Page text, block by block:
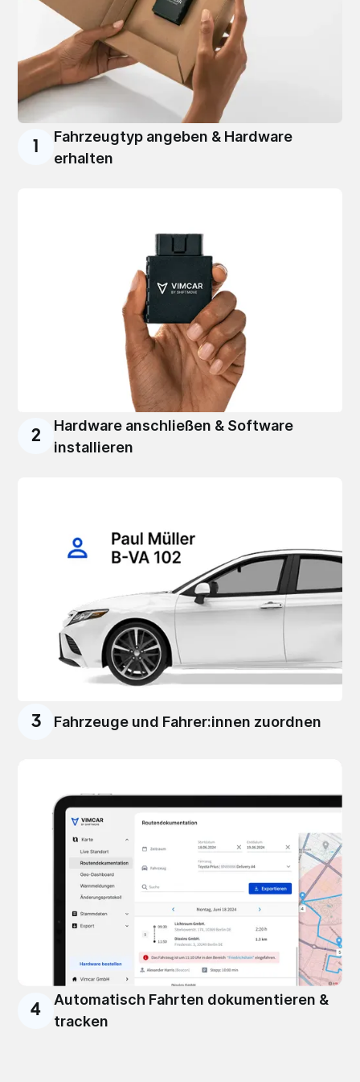
1
Fahrzeugtyp angeben & Hardware
erhalten
2
Hardware anschließen & Software
installieren
3 Fahrzeuge und Fahrer:innen zuordnen
4
Automatisch Fahrten dokumentieren &
tracken